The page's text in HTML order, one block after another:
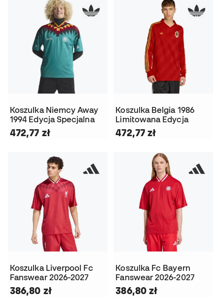
Koszulka Niemcy Away
1994 Edycja Specjalna
472,77 zł
Koszulka Belgia 1986
Limitowana Edycja
472,77 zł
Koszulka Liverpool Fc
Fanswear 2026-2027
386,80 zł
Koszulka Fc Bayern
Fanswear 2026-2027
386,80 zł